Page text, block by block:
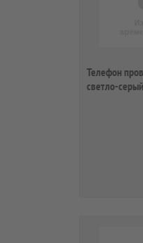
Телефон
светло-серый